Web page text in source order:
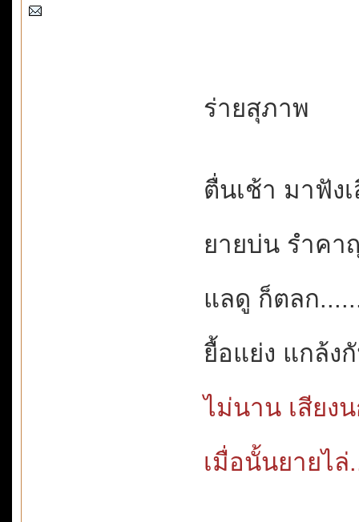
ร่ายสุภาพ
ตื่นเช้า มาฟัง
ยายบ่น รำคา
แลดู ก็ตลก
ยื้อแย่ง แกล้ง
ไม่นาน เสียง
เมื่อนั้นยายไล่